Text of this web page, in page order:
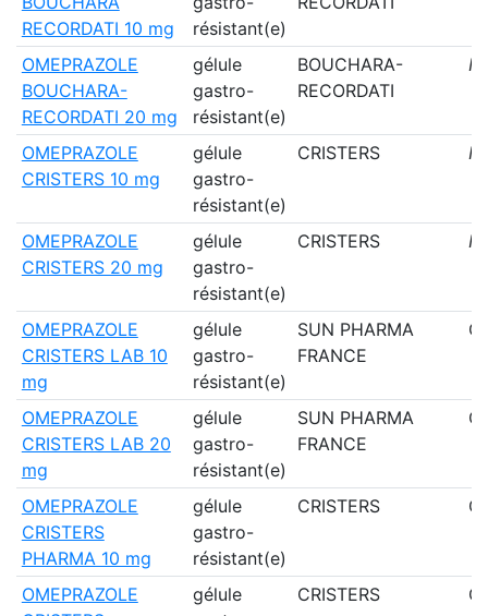
RECORDATI 10 mg
résistant(e)
OMEPRAZOLE
BOUCHARA-
RECORDATI 20 mg
gélule
gastro-
résistant(e)
BOUCHARA-
RECORDATI
OMEPRAZOLE
CRISTERS 10 mg
gélule
gastro-
résistant(e)
CRISTERS
OMEPRAZOLE
CRISTERS 20 mg
gélule
gastro-
résistant(e)
CRISTERS
OMEPRAZOLE
CRISTERS LAB 10
mg
gélule
gastro-
résistant(e)
SUN PHARMA
FRANCE
OMEPRAZOLE
CRISTERS LAB 20
mg
gélule
gastro-
résistant(e)
SUN PHARMA
FRANCE
OMEPRAZOLE
CRISTERS
PHARMA 10 mg
gélule
gastro-
résistant(e)
CRISTERS
OMEPRAZOLE
gélule
CRISTERS